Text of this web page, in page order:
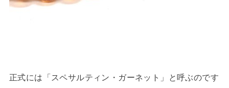
正式には「スペサルティン・ガーネット」と呼ぶのです